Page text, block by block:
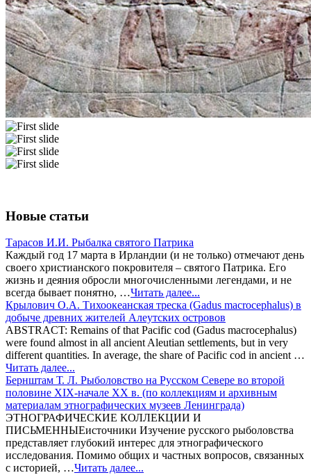
Новые статьи
Тарасов И.И. Рыбалка святого Патрика
Каждый год 17 марта в Ирландии (и не только) отмечают день
своего христианского покровителя – святого Патрика. Его
жизнь и деяния обросли многочисленными легендами, и не
всегда бывает понятно, …Читать далее...
Крылович О.А. Тихоокеанская треска (Gadus macrocephalus) в
добыче древних жителей Алеутских островов
ABSTRACT: Remains of that Pacific cod (Gadus macrocephalus)
were found almost in all ancient Aleutian settlements, but in very
different quantities. In average, the share of Pacific cod in ancient …
Читать далее...
Бернштам Т. Л. Рыболовство на Русском Севере во второй
половине XIX-начале XX в. (по коллекциям и архивным
материалам этнографических музеев Ленинграда)
ЭТНОГРАФИЧЕСКИЕ КОЛЛЕКЦИИ И
ПИСЬМЕННЫЕисточники Изучение русского рыболовства
представляет глубокий интерес для этнографического
исследования. Помимо общих и частных вопросов, связанных
с историей, …Читать далее...